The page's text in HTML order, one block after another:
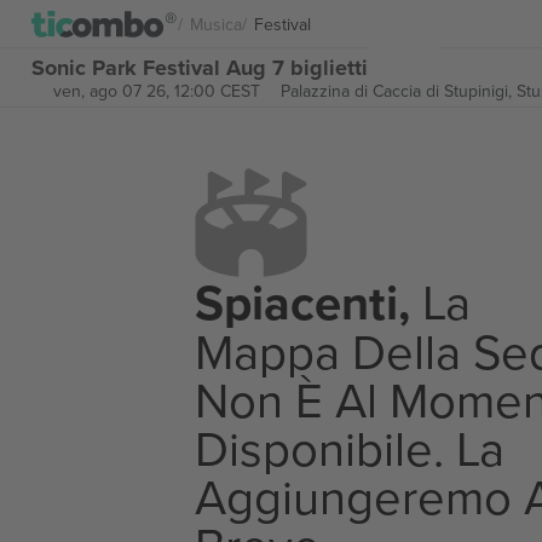
Musica Festival
Sonic Park Festival Aug 7 biglietti
ven, ago 07 26, 12:00 CEST Palazzina di Caccia di Stupinigi,
Spiacenti, La
Mappa Della
Non È Al
Disponibile. La
Aggiungeremo